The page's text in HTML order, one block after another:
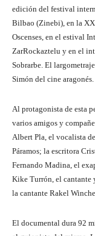
edición del festival
Bilbao (Zinebi), en la
Oscenses, en el estival
ZarRockaztelu y en el
Sobrarbe. El
Simón del cine aragonés.
Al protagonista de esta
varios amigos y
Albert Pla, el vocalista
Páramos; la escritora
Fernando Madina, el
Kike Turrón, el cantante
la cantante Rakel
El documental dura 92